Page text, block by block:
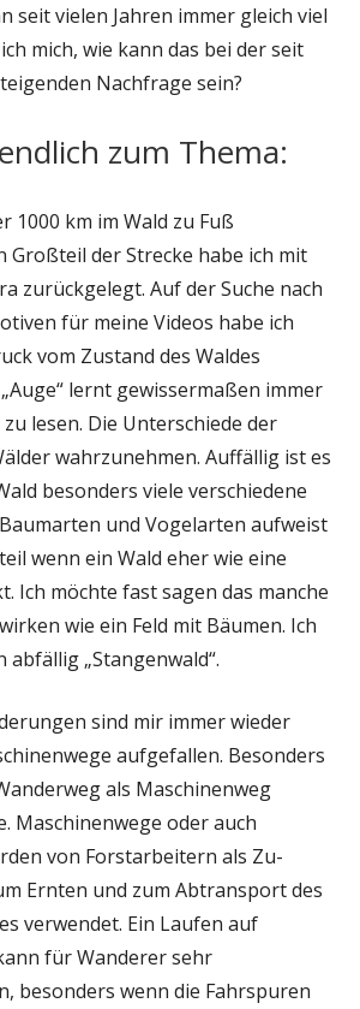
seit vielen Jahren immer gleich viel
mich, wie kann das bei der seit
Nachfrage sein?
zum Thema:
1000 km im Wald zu Fuß
Großteil der Strecke habe ich mit
zurückgelegt. Auf der Suche nach
für meine Videos habe ich
vom Zustand des Waldes
lernt gewissermaßen immer
lesen. Die Unterschiede der
wahrzunehmen. Auffällig ist es
besonders viele verschiedene
und Vogelarten aufweist
wenn ein Wald eher wie eine
Ich möchte fast sagen das manche
wie ein Feld mit Bäumen. Ich
abfällig „Stangenwald“.
sind mir immer wieder
aufgefallen. Besonders
als Maschinenweg
Maschinenwege oder auch
von Forstarbeitern als Zu-
Ernten und zum Abtransport des
verwendet. Ein Laufen auf
für Wanderer sehr
besonders wenn die Fahrspuren